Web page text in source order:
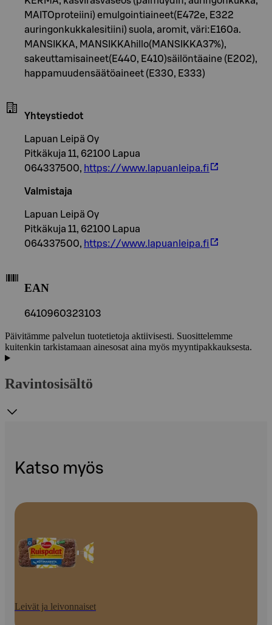
MAITOproteiini) emulgointiaineet(E472e, E322
auringonkukkalesitiini) suola, aromit, väri:E160a.
MANSIKKA, MANSIKKAhillo(MANSIKKA37%),
sakeuttamisaineet(E440, E410)säilöntäaine (E202),
happamuudensäätöaineet (E330, E333)
Yhteystiedot
Lapuan Leipä Oy
Pitkäkuja 11, 62100 Lapua
064337500, https://www.lapuanleipa.fi
Valmistaja
Lapuan Leipä Oy
Pitkäkuja 11, 62100 Lapua
064337500, https://www.lapuanleipa.fi
EAN
6410960323103
Päivitämme palvelun tuotetietoja aktiivisesti. Suosittelemme
kuitenkin tarkistamaan ainesosat aina myös myyntipakkauksesta.
Ravintosisältö
Katso myös
Leivät ja leivonnaiset